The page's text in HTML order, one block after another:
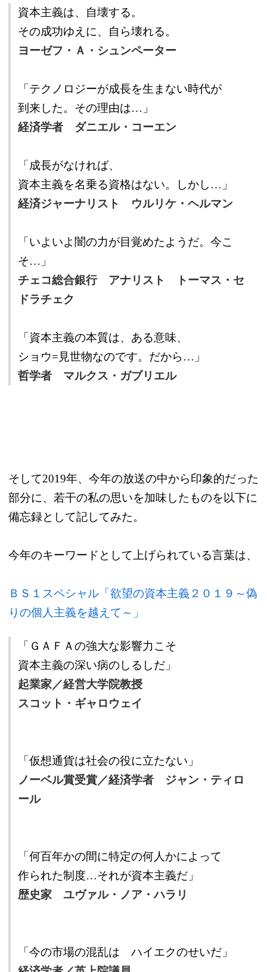
資本主義は、自壊する。
その成功ゆえに、自ら壊れる。
ヨーゼフ・Ａ・シュンペーター
「テクノロジーが成長を生まない時代が
到来した。その理由は…」
経済学者 ダニエル・コーエン
「成長がなければ、
資本主義を名乗る資格はない。しかし…」
経済ジャーナリスト ウルリケ・ヘルマン
「いよいよ闇の力が目覚めたようだ。今こ
そ…」
チェコ総合銀行 アナリスト トーマス・セ
ドラチェク
「資本主義の本質は、ある意味、
ショウ=見世物なのです。だから…」
哲学者 マルクス・ガブリエル
そして2019年、今年の放送の中から印象的だった
部分に、若干の私の思いを加味したものを以下に
備忘録として記してみた。
今年のキーワードとして上げられている言葉は、
ＢＳ１スペシャル「欲望の資本主義２０１９～偽
りの個人主義を越えて～」
「ＧＡＦＡの強大な影響力こそ
資本主義の深い病のしるしだ」
起業家／経営大学院教授
スコット・ギャロウェイ
「仮想通貨は社会の役に立たない」
ノーベル賞受賞／経済学者 ジャン・ティロ
ール
「何百年かの間に特定の何人かによって
作られた制度…それが資本主義だ」
歴史家 ユヴァル・ノア・ハラリ
「今の市場の混乱は ハイエクのせいだ」